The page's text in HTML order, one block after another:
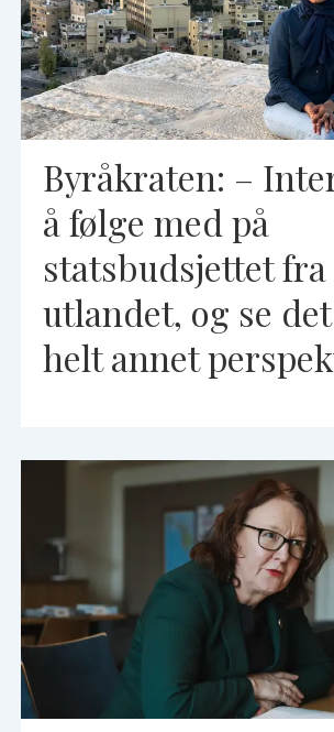
Byråkraten: –
å følge med på
statsbudsjettet fra
utlandet, og se
helt annet